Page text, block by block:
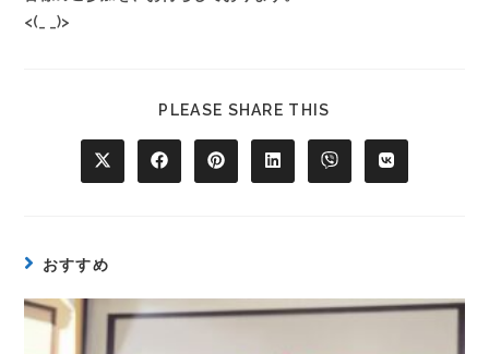
<(_ _)>
PLEASE SHARE THIS
おすすめ